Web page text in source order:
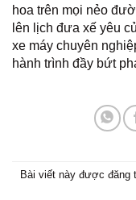
hoa trên mọi nẻo
lên lịch đưa xế yêu
xe máy chuyên
hành trình đầy bứt
Bài viết này được đăng